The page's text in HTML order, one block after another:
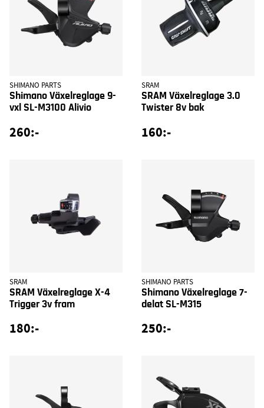
SHIMANO PARTS
Shimano Växelreglage 9-
vxl SL-M3100 Alivio
260:-
SRAM
SRAM Växelreglage 3.0
Twister 8v bak
160:-
SRAM
SRAM Växelreglage X-4
Trigger 3v fram
180:-
SHIMANO PARTS
Shimano Växelreglage 7-
delat SL-M315
250:-